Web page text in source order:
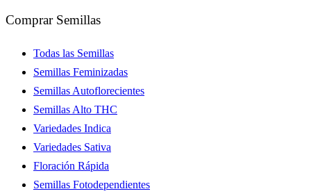
Comprar Semillas
Todas las Semillas
Semillas Feminizadas
Semillas Autoflorecientes
Semillas Alto THC
Variedades Indica
Variedades Sativa
Floración Rápida
Semillas Fotodependientes